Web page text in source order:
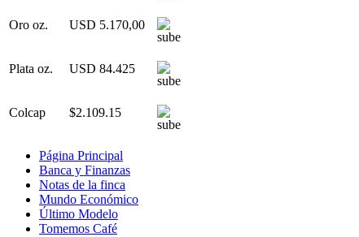
Oro oz. USD 5.170,00
Plata oz. USD 84.425
Colcap $2.109.15
Página Principal
Banca y Finanzas
Notas de la finca
Mundo Económico
Último Modelo
Tomemos Café